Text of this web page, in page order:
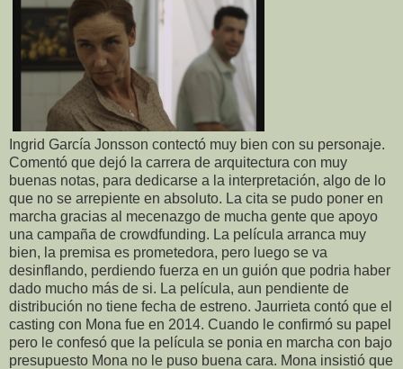
Ingrid García Jonsson contectó muy bien con su personaje.
Comentó que dejó la carrera de arquitectura con muy
buenas notas, para dedicarse a la interpretación, algo de lo
que no se arrepiente en absoluto. La cita se pudo poner en
marcha gracias al mecenazgo de mucha gente que apoyo
una campaña de crowdfunding. La película arranca muy
bien, la premisa es prometedora, pero luego se va
desinflando, perdiendo fuerza en un guión que podria haber
dado mucho más de si. La película, aun pendiente de
distribución no tiene fecha de estreno. Jaurrieta contó que el
casting con Mona fue en 2014. Cuando le confirmó su papel
pero le confesó que la película se ponia en marcha con bajo
presupuesto Mona no le puso buena cara. Mona insistió que